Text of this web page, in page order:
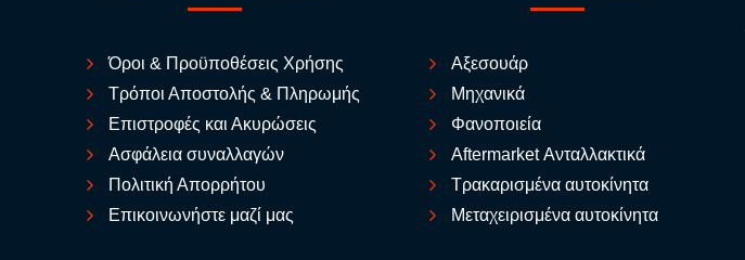
Όροι & Προϋποθέσεις Χρήσης
Τρόποι Αποστολής & Πληρωμής
Επιστροφές και Ακυρώσεις
Ασφάλεια συναλλαγών
Πολιτική Απορρήτου
Επικοινωνήστε μαζί μας
Αξεσουάρ
Μηχανικά
Φανοποιεία
Aftermarket Ανταλλακτικά
Τρακαρισμένα αυτοκίνητα
Μεταχειρισμένα αυτοκίνητα